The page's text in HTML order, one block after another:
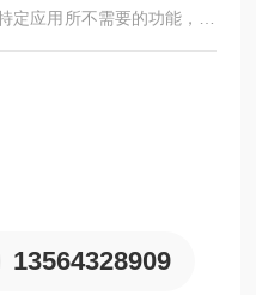
定应用所不需要的功能，从
负载。
期，突发点火，延迟触发，
13564328909